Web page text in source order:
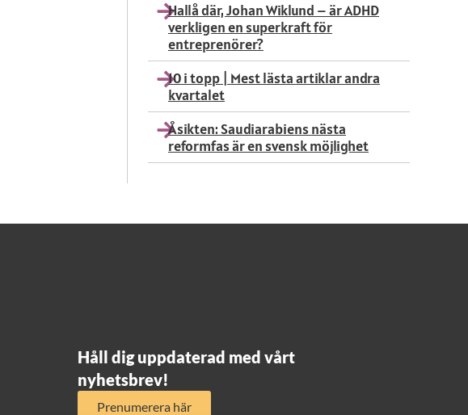
Hallå där, Johan Wiklund – är ADHD
verkligen en superkraft för
entreprenörer?
10 i topp | Mest lästa artiklar andra
kvartalet
Åsikten: Saudiarabiens nästa
reformfas är en svensk möjlighet
Håll dig uppdaterad med vårt
nyhetsbrev!
Prenumerera här